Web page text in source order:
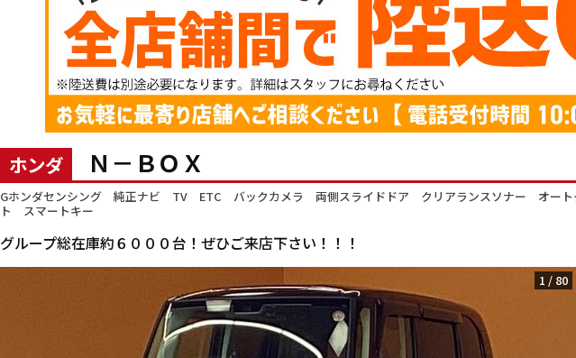
ホンダ Ｎ－ＢＯＸ
Gホンダセンシング 純正ナビ TV ETC バックカメラ 両側スライドドア クリアランスソナー オート
ト スマートキー
グループ総在庫約６０００台！ぜひご来店下さい！！！
1 / 80